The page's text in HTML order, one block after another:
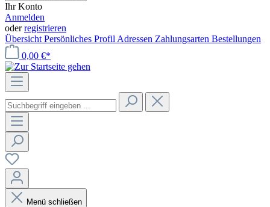
Ihr Konto
Anmelden
oderregistrieren
Übersicht Persönliches Profil Adressen Zahlungsarten Bestellungen
0,00 €*
Menü schließen